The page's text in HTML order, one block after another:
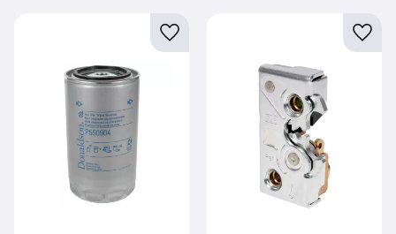
Lägg till i favoriter